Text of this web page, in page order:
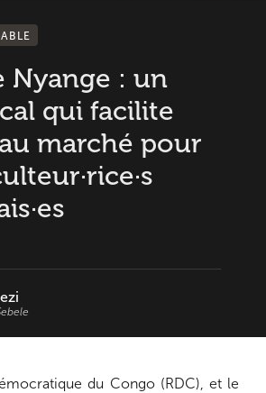
Nyange : un
qui facilite
au marché pour
du Congo (RDC), et le